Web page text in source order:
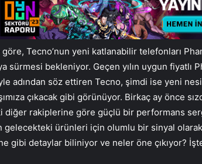
Tecno’nun yeni katlanabilir telefonları
sürmesi bekleniyor. Geçen yılın uygun fiyatlı
adından söz ettiren Tecno, şimdi ise yeni
çıkacak gibi görünüyor. Birkaç ay önce
diğer rakiplerine göre güçlü bir performans
gelecekteki ürünleri için olumlu bir sinyal
gibi detaylar biliniyor ve neler öne çıkıyor?